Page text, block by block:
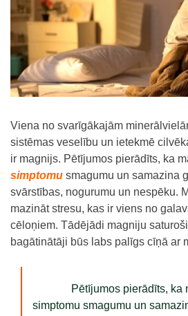
Viena no svarīgākajām
sistēmas veselību un ietekmē
ir magnijs. Pētījumos pierādīts, ka
simptomu smagumu un samazina
svārstības, nogurumu un nespēku.
mazināt stresu, kas ir viens no
cēloņiem. Tādējādi magniju
bagātinātāji būs labs palīgs cīņā ar
Pētījumos pierādīts, ka
simptomu smagumu un